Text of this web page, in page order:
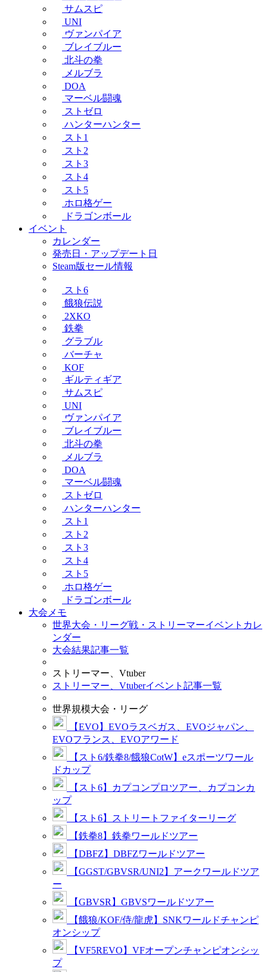
サムスピ
UNI
ヴァンパイア
ブレイブルー
北斗の拳
メルブラ
DOA
マーベル闘魂
ストゼロ
ハンターハンター
スト1
スト2
スト3
スト4
スト5
ホロ格ゲー
ドラゴンボール
イベント
カレンダー
発売日・アップデート日
Steam版セール情報
スト6
餓狼伝説
2XKO
鉄拳
グラブル
バーチャ
KOF
ギルティギア
サムスピ
UNI
ヴァンパイア
ブレイブルー
北斗の拳
メルブラ
DOA
マーベル闘魂
ストゼロ
ハンターハンター
スト1
スト2
スト3
スト4
スト5
ホロ格ゲー
ドラゴンボール
大会メモ
世界大会・リーグ戦・ストリーマーイベントカレ
ンダー
大会結果記事一覧
ストリーマー、Vtuber
ストリーマー、Vtuberイベント記事一覧
世界規模大会・リーグ
【EVO】EVOラスベガス、EVOジャパン、
EVOフランス、EVOアワード
【スト6/鉄拳8/餓狼CotW】eスポーツワール
ドカップ
【スト6】カプコンプロツアー、カプコンカ
ップ
【スト6】ストリートファイターリーグ
【鉄拳8】鉄拳ワールドツアー
【DBFZ】DBFZワールドツアー
【GGST/GBVSR/UNI2】アークワールドツア
ー
【GBVSR】GBVSワールドツアー
【餓狼/KOF/侍/龍虎】SNKワールドチャンピ
オンシップ
【VF5REVO】VFオープンチャンピオンシッ
プ